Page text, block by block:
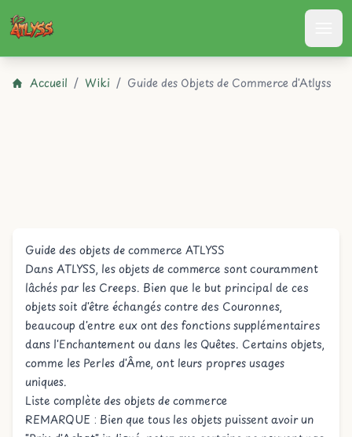
Atlyss
Accueil / Wiki / Guide des Objets de Commerce d'Atlyss
Guide des objets de commerce ATLYSS
Dans ATLYSS, les objets de commerce sont couramment
lâchés par les Creeps. Bien que le but principal de ces
objets soit d'être échangés contre des Couronnes,
beaucoup d'entre eux ont des fonctions supplémentaires
dans l'Enchantement ou dans les Quêtes. Certains objets,
comme les Perles d'Âme, ont leurs propres usages
uniques.
Liste complète des objets de commerce
REMARQUE : Bien que tous les objets puissent avoir un